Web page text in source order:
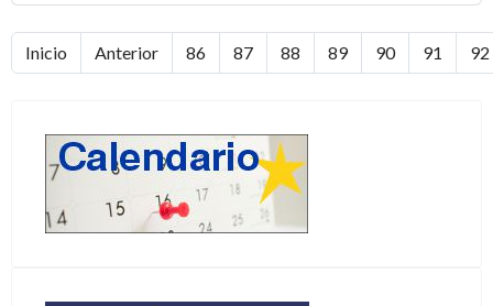
Inicio Anterior 86 87 88 89 90 91 92